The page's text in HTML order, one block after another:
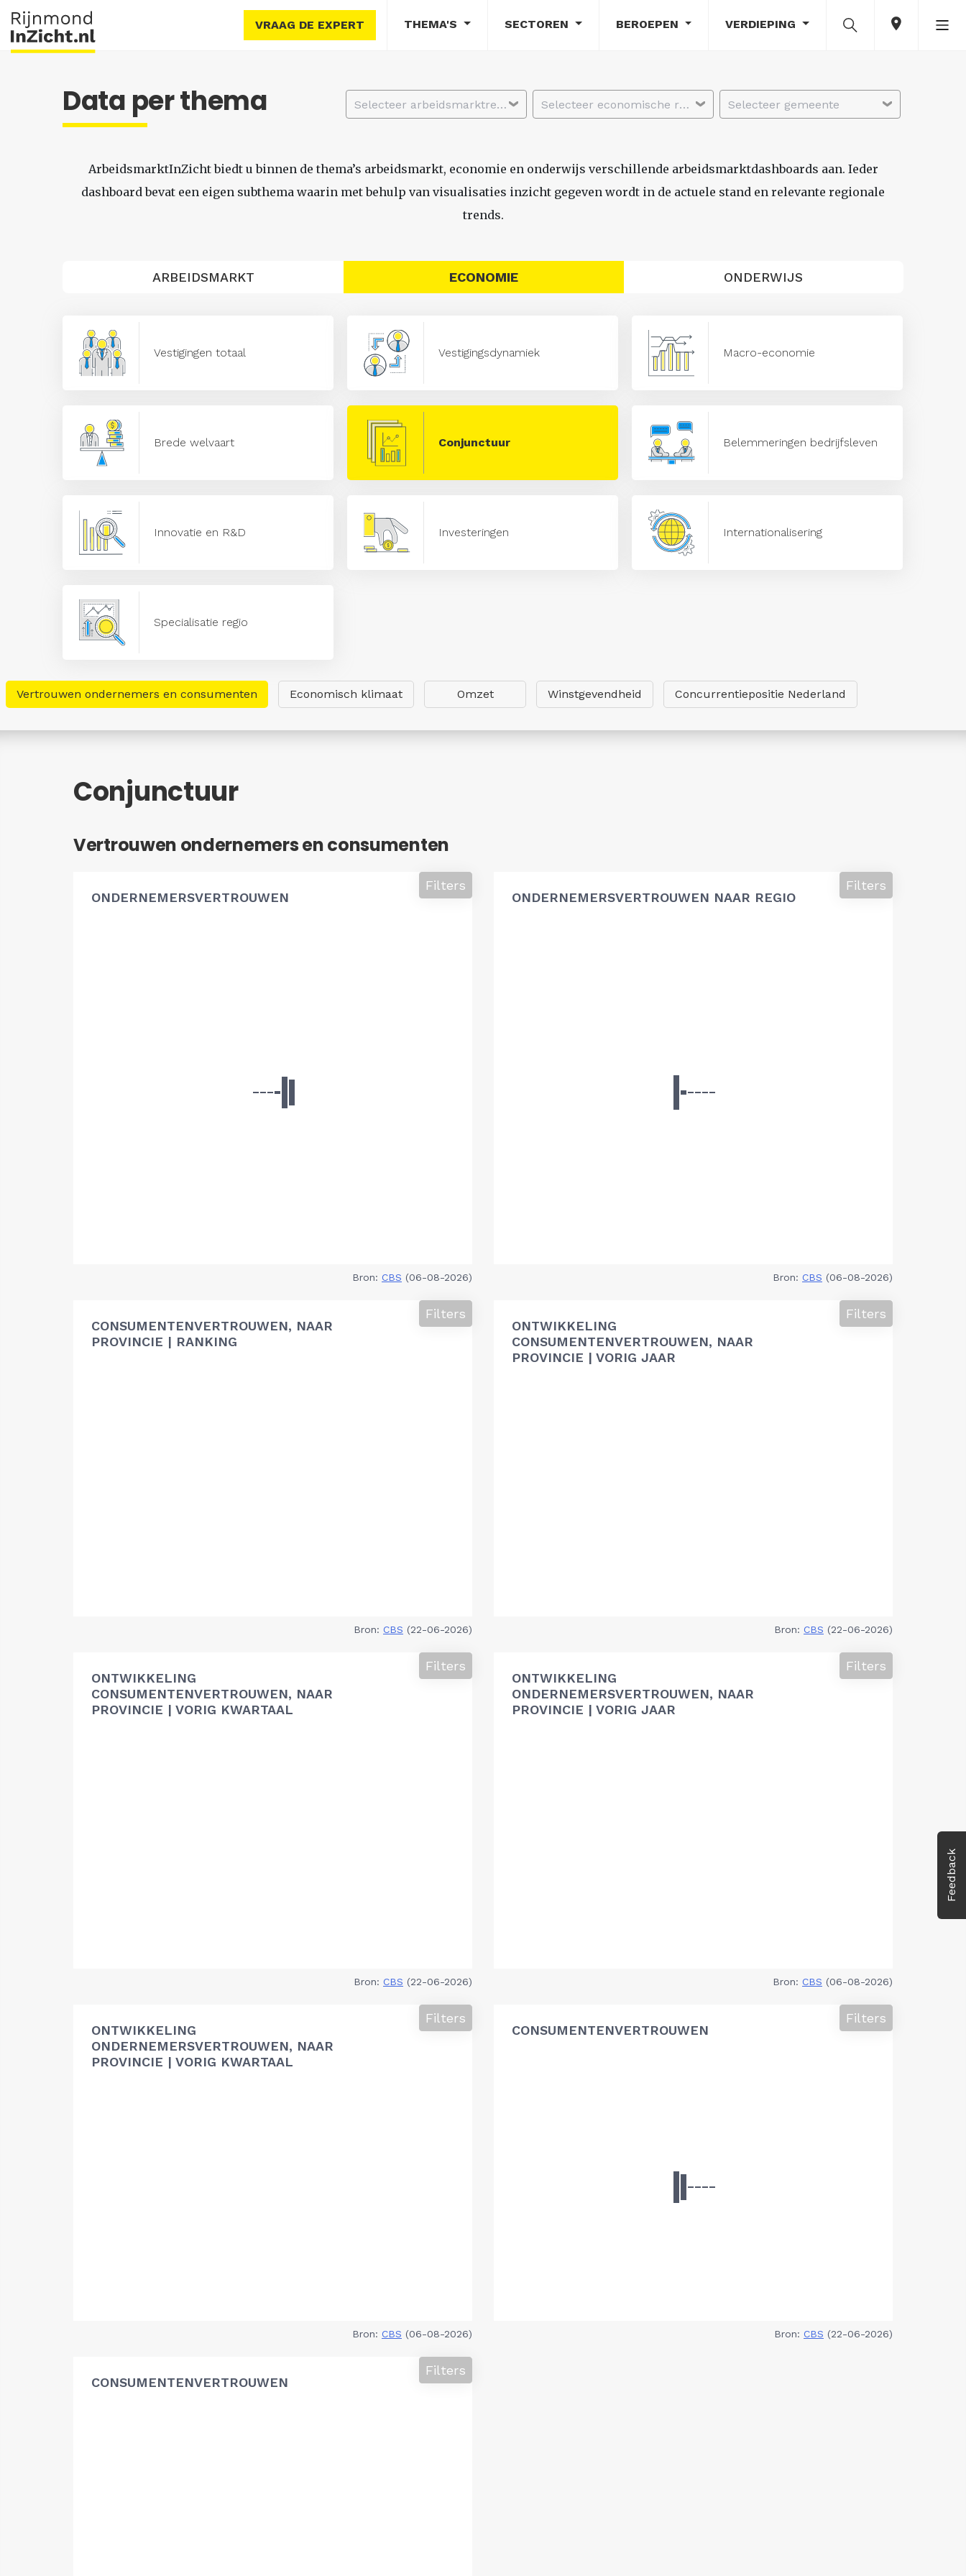
VRAAG DE EXPERT THEMA'S SECTOREN BEROEPEN VERDIEPING
Feedback
Data per thema Selecteer arbeidsmarktregio Selecteer economische regio Selecteer gemeente
ArbeidsmarktInZicht biedt u binnen de thema’s arbeidsmarkt, economie en onderwijs verschillende arbeidsmarktdashboards aan. Ieder
dashboard bevat een eigen subthema waarin met behulp van visualisaties inzicht gegeven wordt in de actuele stand en relevante regionale
trends.
ARBEIDSMARKT ECONOMIE ONDERWIJS
Vestigingen totaal Vestigingsdynamiek Macro-economie
Brede welvaart Conjunctuur Belemmeringen bedrijfsleven
Innovatie en R&D Investeringen Internationalisering
Specialisatie regio
Vertrouwen ondernemers en consumenten Economisch klimaat Omzet Winstgevendheid Concurrentiepositie Nederland
Conjunctuur
Vertrouwen ondernemers en consumenten
ONDERNEMERSVERTROUWEN
Filters
Bron: CBS (06-08-2026)
ONDERNEMERSVERTROUWEN NAAR REGIO
Filters
Bron: CBS (06-08-2026)
CONSUMENTENVERTROUWEN, NAAR
PROVINCIE | RANKING
Filters
Bron: CBS (22-06-2026)
ONTWIKKELING
CONSUMENTENVERTROUWEN, NAAR
PROVINCIE | VORIG JAAR
Filters
Bron: CBS (22-06-2026)
ONTWIKKELING
CONSUMENTENVERTROUWEN, NAAR
PROVINCIE | VORIG KWARTAAL
Filters
Bron: CBS (22-06-2026)
ONTWIKKELING
ONDERNEMERSVERTROUWEN, NAAR
PROVINCIE | VORIG JAAR
Filters
Bron: CBS (06-08-2026)
ONTWIKKELING
ONDERNEMERSVERTROUWEN, NAAR
PROVINCIE | VORIG KWARTAAL
Filters
Bron: CBS (06-08-2026)
CONSUMENTENVERTROUWEN
Filters
Bron: CBS (22-06-2026)
CONSUMENTENVERTROUWEN
Filters